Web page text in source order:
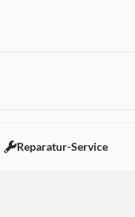
Reparatur-Service